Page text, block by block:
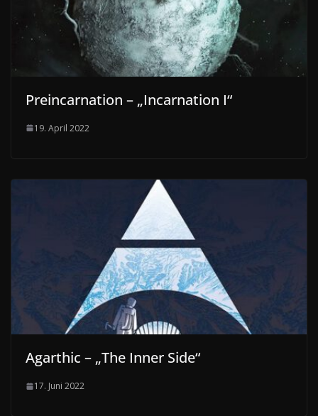
Preincarnation – „Incarnation I“
19. April 2022
Agarthic – „The Inner Side“
17. Juni 2022